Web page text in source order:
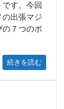
す。今回
の出張マジ
の７つのポ
続きを読む